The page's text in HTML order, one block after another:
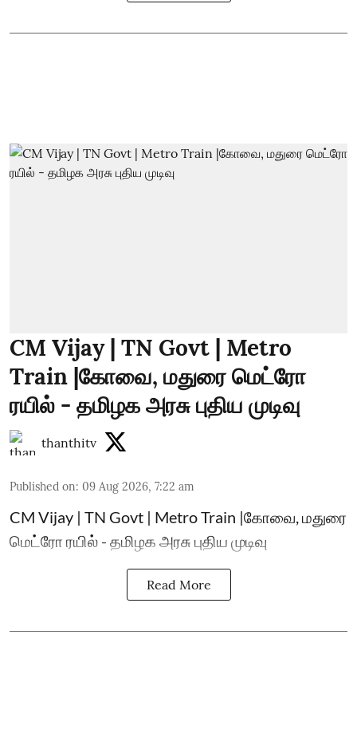
CM Vijay | TN Govt | Metro
Train |கோவை, மதுரை மெட்ரோ
ரயில் - தமிழக அரசு புதிய முடிவு
thanthitv
Published on: 09 Aug 2026, 7:22 am
CM Vijay | TN Govt | Metro Train |கோவை, மதுரை
மெட்ரோ ரயில் - தமிழக அரசு புதிய முடிவு
Read More